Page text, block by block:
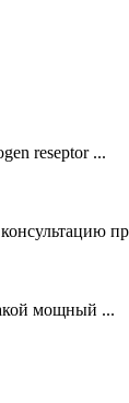
reseptor ...
мощный ...